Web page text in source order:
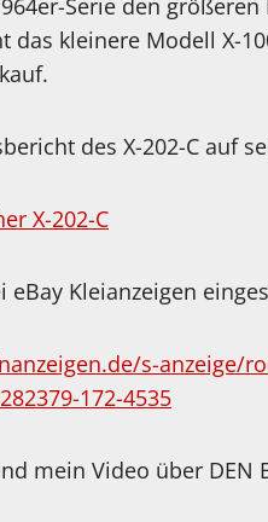
das kleinere Modell X-
des X-202-C auf
X-202-C
eBay Kleianzeigen
s-anzeige/
172-4535
mein Video über DEN